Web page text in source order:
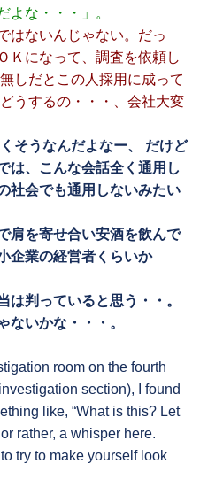
よな・・・」。
はないんじゃない。だっ
Ｋになって、調査を依頼し
しだとこの人採用に成って
うするの・・・、会社大変
そうなんだよなー、 だけど
は、こんな会話全く通用し
社会でも通用しないみたい
肩を寄せ合い安酒を飲んで
企業の経営者くらいか
は判っていると思う・・。
ないかな・・・。
room on the fourth
section), I found
like, “What is this? Let
rather, a whisper here.
try to make yourself look